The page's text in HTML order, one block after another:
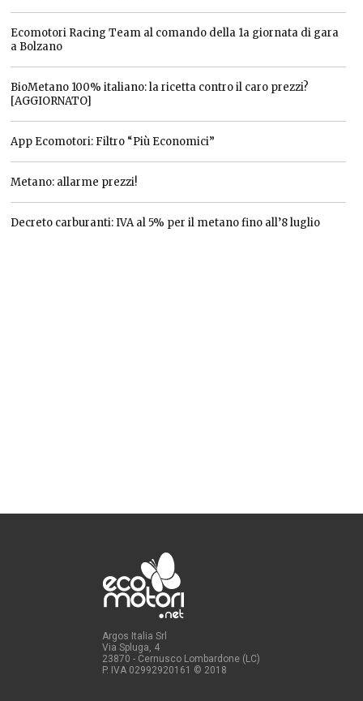
Ecomotori Racing Team al comando della 1a giornata di gara
a Bolzano
BioMetano 100% italiano: la ricetta contro il caro prezzi?
[AGGIORNATO]
App Ecomotori: Filtro “Più Economici”
Metano: allarme prezzi!
Decreto carburanti: IVA al 5% per il metano fino all’8 luglio
Argos Italia Srl
Via Spluga, 4
23870 - Cernusco Lombardone (LC)
P. IVA 02992920161 © 2018